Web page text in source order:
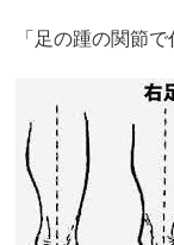
「足の踵の関節